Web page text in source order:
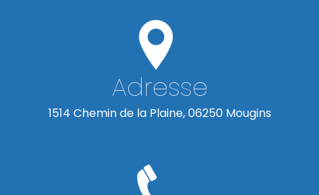
Adresse
1514 Chemin de la Plaine, 06250 Mougins